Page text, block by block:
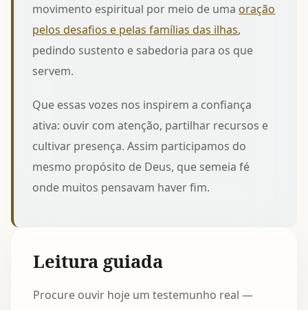
movimento espiritual por meio de uma oração
pelos desafios e pelas famílias das ilhas,
pedindo sustento e sabedoria para os que
servem.
Que essas vozes nos inspirem a confiança
ativa: ouvir com atenção, partilhar recursos e
cultivar presença. Assim participamos do
mesmo propósito de Deus, que semeia fé
onde muitos pensavam haver fim.
Leitura guiada
Procure ouvir hoje um testemunho real —